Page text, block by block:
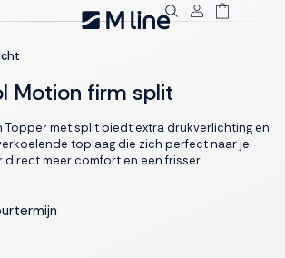
Motion firm split
Topper met split biedt extra drukverlichting en
toplaag die zich perfect naar je
direct meer comfort en een frisser